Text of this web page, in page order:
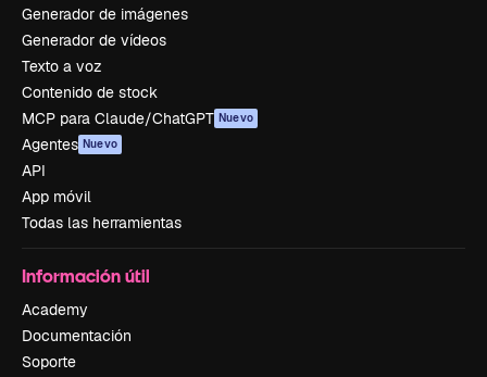
Generador de imágenes
Generador de vídeos
Texto a voz
Contenido de stock
MCP para Claude/ChatGPT Nuevo
Agentes Nuevo
API
App móvil
Todas las herramientas
Información útil
Academy
Documentación
Soporte